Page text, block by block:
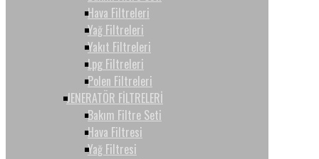
Hava Filtreleri
Yağ Filtreleri
Yakıt Filtreleri
Lpg Filtreleri
Polen Filtreleri
JENERATÖR FİLTRELERİ
Bakım Filtre Seti
Hava Filtresi
Yağ Filtresi